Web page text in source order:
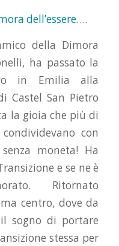
dell’essere….
della Dimora
ha passato la
in Emilia alla
Castel San Pietro
la gioia che più di
con
moneta! Ha
e se ne è
Ritornato
centro, dove da
sogno di portare
stessa per